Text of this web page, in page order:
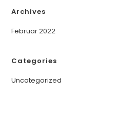
Archives
Februar 2022
Categories
Uncategorized